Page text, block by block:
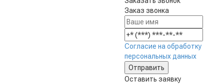
Заказ звонка
Согласие на обработку
персональных данных
Оставить заявку